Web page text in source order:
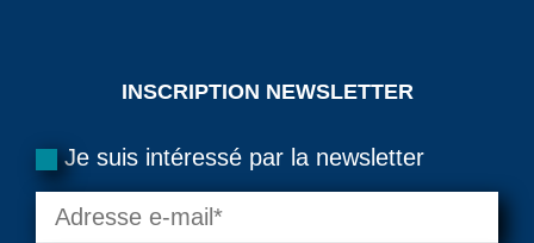
INSCRIPTION NEWSLETTER
Je suis intéressé par la newsletter